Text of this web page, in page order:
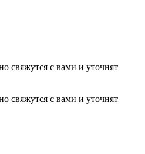
свяжутся с вами и уточнят
свяжутся с вами и уточнят